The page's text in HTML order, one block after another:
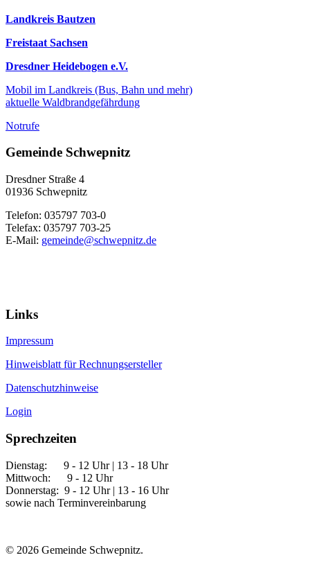
Landkreis Bautzen
Freistaat Sachsen
Dresdner Heidebogen e.V.
Mobil im Landkreis (Bus, Bahn und mehr)
aktuelle Waldbrandgefährdung
Notrufe
Gemeinde Schwepnitz
Dresdner Straße 4
01936 Schwepnitz
Telefon: 035797 703-0
Telefax: 035797 703-25
E-Mail: gemeinde@schwepnitz.de
Links
Impressum
Hinweisblatt für Rechnungsersteller
Datenschutzhinweise
Login
Sprechzeiten
Dienstag: 9 - 12 Uhr | 13 - 18 Uhr
Mittwoch: 9 - 12 Uhr
Donnerstag: 9 - 12 Uhr | 13 - 16 Uhr
sowie nach Terminvereinbarung
© 2026 Gemeinde Schwepnitz.